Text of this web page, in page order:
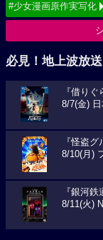
#少女漫画原作実写化
必見！地上波放
『借り
8/7(金)
『怪盗
8/10(月)
『銀河鉄
8/11(火)